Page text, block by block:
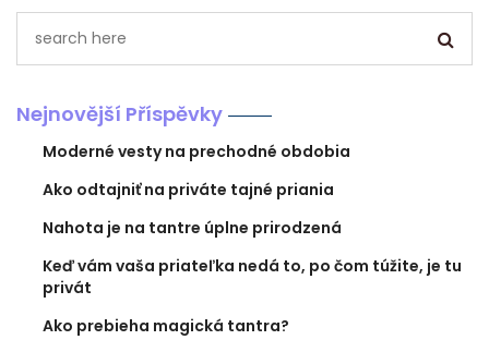
Nejnovější Příspěvky
Moderné vesty na prechodné obdobia
Ako odtajniť na priváte tajné priania
Nahota je na tantre úplne prirodzená
Keď vám vaša priateľka nedá to, po čom túžite, je tu
privát
Ako prebieha magická tantra?